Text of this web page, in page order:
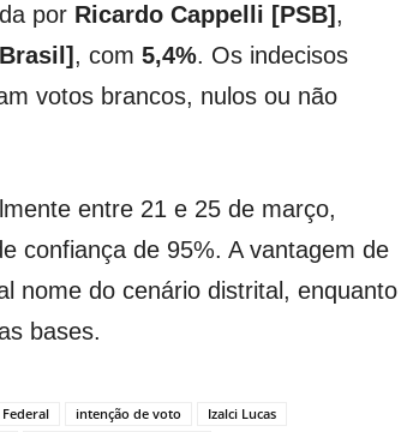
por Ricardo Cappelli [PSB] ,
, com 5,4%. Os indecisos
votos brancos, nulos ou não
entre 21 e 25 de março,
confiança de 95%. A vantagem de
nome do cenário distrital, enquanto
bases.
intenção de voto
Izalci Lucas